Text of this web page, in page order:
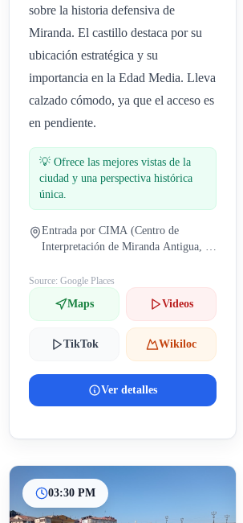
sobre la historia defensiva de
Miranda. El castillo destaca por su
ubicación estratégica y su
importancia en la Edad Media. Lleva
calzado cómodo, ya que el acceso es
en pendiente.
💡Ofrece las mejores vistas de la
ciudad y una perspectiva histórica
única.
Entrada por CIMA (Centro de
Interpretación de Miranda Antigua, C.
Ebro, Burgos, España
Source: Google Places
Maps Videos
TikTok Wikiloc
Ver detalles
03:30 PM